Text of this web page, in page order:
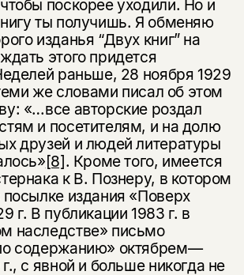
поскорее уходили. Но и
ты получишь. Я обменяю
изданья “Двух книг” на
этого придется
раньше, 28 ноября 1929
же словами писал об этом
«…все авторские роздал
и посетителям, и на долю
друзей и людей литературы
[8]. Кроме того, имеется
к В. Познеру, в котором
издания «Поверх
г. В публикации 1983 г. в
наследстве» письмо
содержанию» октябрем—
с явной и больше никогда не